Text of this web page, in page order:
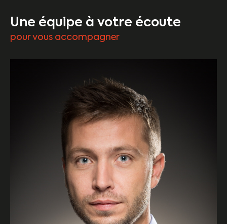
Une équipe à votre écoute
pour vous accompagner